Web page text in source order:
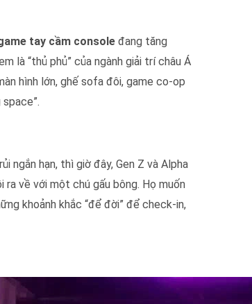
tay cầm console đang tăng
là “thủ phủ” của ngành giải trí châu Á
hình lớn, ghế sofa đôi, game co-op
ngắn hạn, thì giờ đây, Gen Z và Alpha
về với một chú gấu bông. Họ muốn
khoảnh khắc “để đời” để check-in,